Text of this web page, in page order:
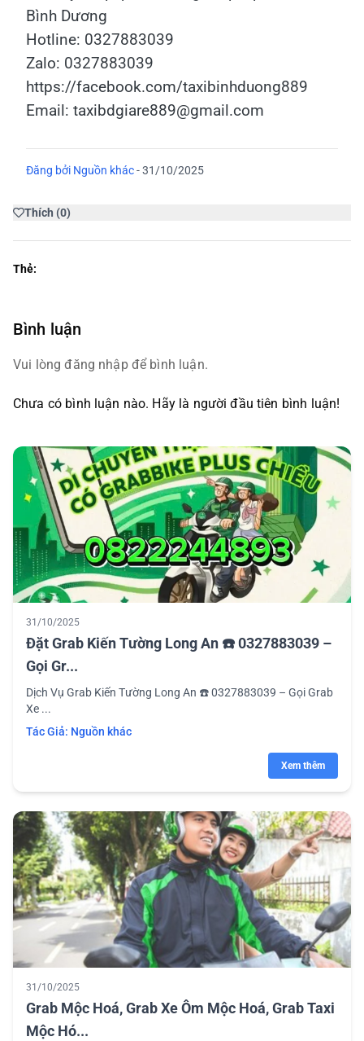
Bình Dương
Hotline: 0327883039
Zalo: 0327883039
https://facebook.com/taxibinhduong889
Email: taxibdgiare889@gmail.com
Đăng bởi Nguồn khác-31/10/2025
Thích (0)
Thẻ:
Bình luận
Vui lòng đăng nhập để bình luận.
Chưa có bình luận nào. Hãy là người đầu tiên bình luận!
31/10/2025
Đặt Grab Kiến Tường Long An ☎️ 0327883039 –
Gọi Gr...
Dịch Vụ Grab Kiến Tường Long An ☎️ 0327883039 – Gọi Grab
Xe ...
Tác Giả: Nguồn khác
Xem thêm
31/10/2025
Grab Mộc Hoá, Grab Xe Ôm Mộc Hoá, Grab Taxi
Mộc Hó...